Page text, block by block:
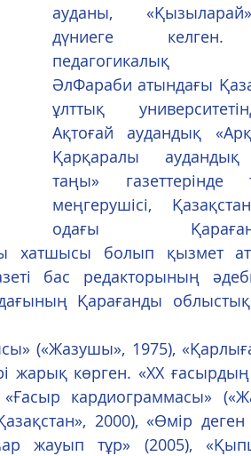
ауданы,
дүниеге келген.
педагогикалық
ӘлФараби атындағы
ұлттық
Ақтоғай аудандық
Қарқаралы
таңы» газеттерінде
меңгерушісі,
одағы
хатшысы болып қызмет
бас редакторының
Қарағанды
жарық көрген. «ХХ
кардиограммасы»
2000), «Өмір деген
жауып тұр» (2005),